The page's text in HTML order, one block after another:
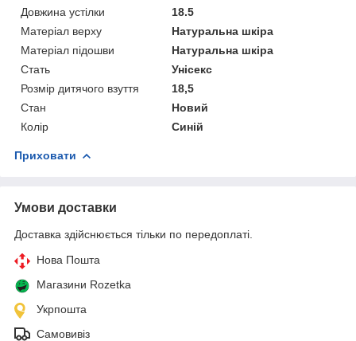
Довжина устілки
18.5
Матеріал верху
Натуральна шкіра
Матеріал підошви
Натуральна шкіра
Стать
Унісекс
Розмір дитячого взуття
18,5
Стан
Новий
Колір
Синій
Приховати
Умови доставки
Доставка здійснюється тільки по передоплаті.
Нова Пошта
Магазини Rozetka
Укрпошта
Самовивіз